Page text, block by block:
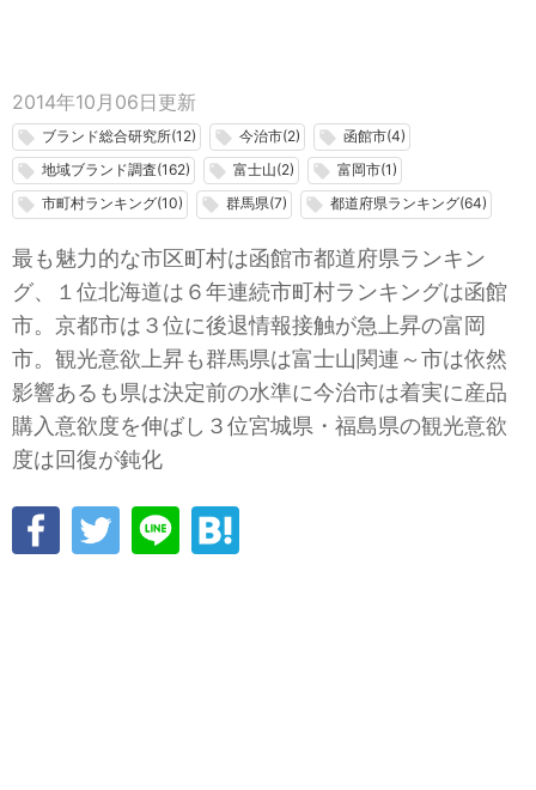
2014年10月06日 更新
local_offer ブランド総合研究所(12) local_offer 今治市(2) local_offer 函館市(4)
local_offer 地域ブランド調査(162) local_offer 富士山(2) local_offer 富岡市(1)
local_offer 市町村ランキング(10) local_offer 群馬県(7) local_offer 都道府県ランキング(64)
最も魅力的な市区町村は函館市都道府県ランキン
グ、１位北海道は６年連続市町村ランキングは函館
市。京都市は３位に後退情報接触が急上昇の富岡
市。観光意欲上昇も群馬県は富士山関連～市は依然
影響あるも県は決定前の水準に今治市は着実に産品
購入意欲度を伸ばし３位宮城県・福島県の観光意欲
度は回復が鈍化